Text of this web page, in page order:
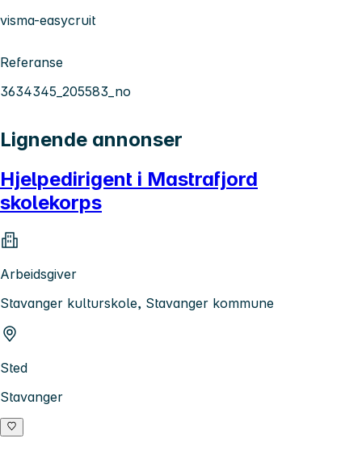
visma-easycruit
Referanse
3634345_205583_no
Lignende annonser
Hjelpedirigent i Mastrafjord
skolekorps
Arbeidsgiver
Stavanger kulturskole, Stavanger kommune
Sted
Stavanger